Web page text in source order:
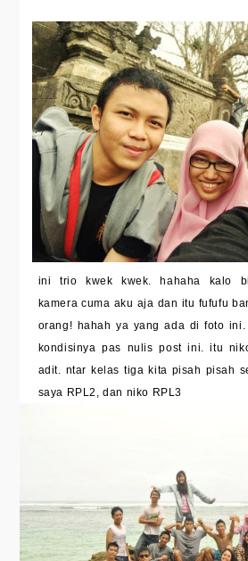
ini trio kwek kwek. hahaha kalo
kamera cuma aku aja dan itu fufufu
orang! hahah ya yang ada di foto
kondisinya pas nulis post ini. itu
adit. ntar kelas tiga kita pisah pisah
saya RPL2, dan niko RPL3